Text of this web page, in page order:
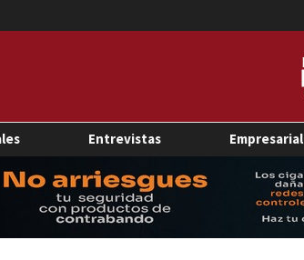
Entrevistas Empresarial